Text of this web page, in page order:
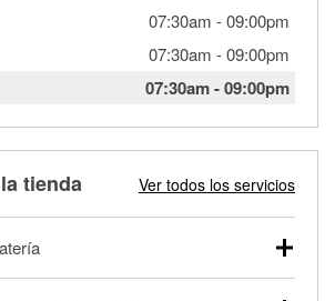
07:30am -09:00pm
07:30am -09:00pm
07:30am-09:00pm
tienda Ver todos los servicios